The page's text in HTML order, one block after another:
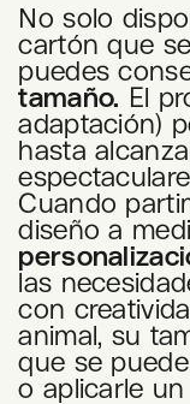
No solo
cartón que
puedes
tamaño. El
adaptación)
hasta
Cuando
diseño a
las
con
animal, su
que se
o aplicarle